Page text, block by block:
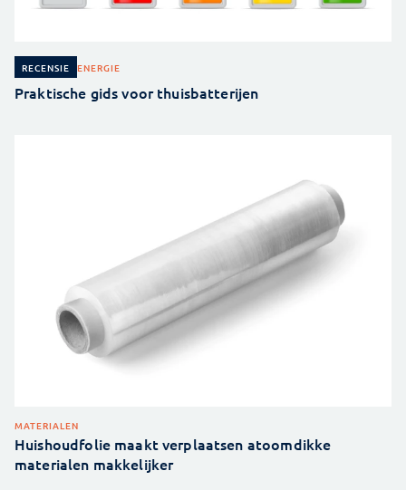
RECENSIE ENERGIE
Praktische gids voor thuisbatterijen
MATERIALEN
Huishoudfolie maakt verplaatsen atoomdikke
materialen makkelijker